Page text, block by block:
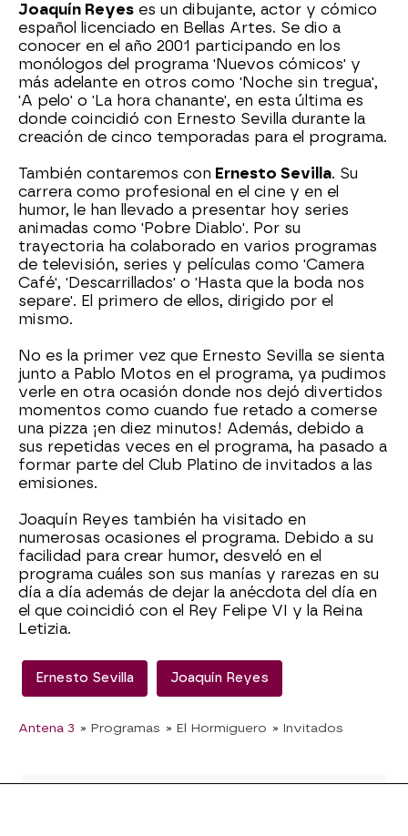
Joaquín Reyes es un dibujante, actor y cómico
español licenciado en Bellas Artes. Se dio a
conocer en el año 2001 participando en los
monólogos del programa 'Nuevos cómicos' y
más adelante en otros como 'Noche sin tregua',
'A pelo' o 'La hora chanante', en esta última es
donde coincidió con Ernesto Sevilla durante la
creación de cinco temporadas para el programa.
También contaremos con Ernesto Sevilla. Su
carrera como profesional en el cine y en el
humor, le han llevado a presentar hoy series
animadas como 'Pobre Diablo'. Por su
trayectoria ha colaborado en varios programas
de televisión, series y películas como 'Camera
Café', 'Descarrillados' o 'Hasta que la boda nos
separe'. El primero de ellos, dirigido por el
mismo.
No es la primer vez que Ernesto Sevilla se sienta
junto a Pablo Motos en el programa, ya pudimos
verle en otra ocasión donde nos dejó divertidos
momentos como cuando fue retado a comerse
una pizza ¡en diez minutos! Además, debido a
sus repetidas veces en el programa, ha pasado a
formar parte del Club Platino de invitados a las
emisiones.
Joaquín Reyes también ha visitado en
numerosas ocasiones el programa. Debido a su
facilidad para crear humor, desveló en el
programa cuáles son sus manías y rarezas en su
día a día además de dejar la anécdota del día en
el que coincidió con el Rey Felipe VI y la Reina
Letizia.
Ernesto Sevilla Joaquín Reyes
Antena 3 » Programas » El Hormiguero » Invitados